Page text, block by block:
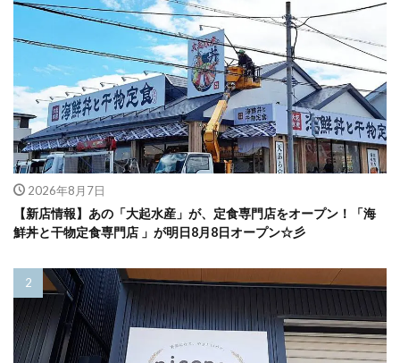
2026年8月7日
【新店情報】あの「大起水産」が、定食専門店をオープン！「海
鮮丼と干物定食専門店 」が明日8月8日オープン☆彡